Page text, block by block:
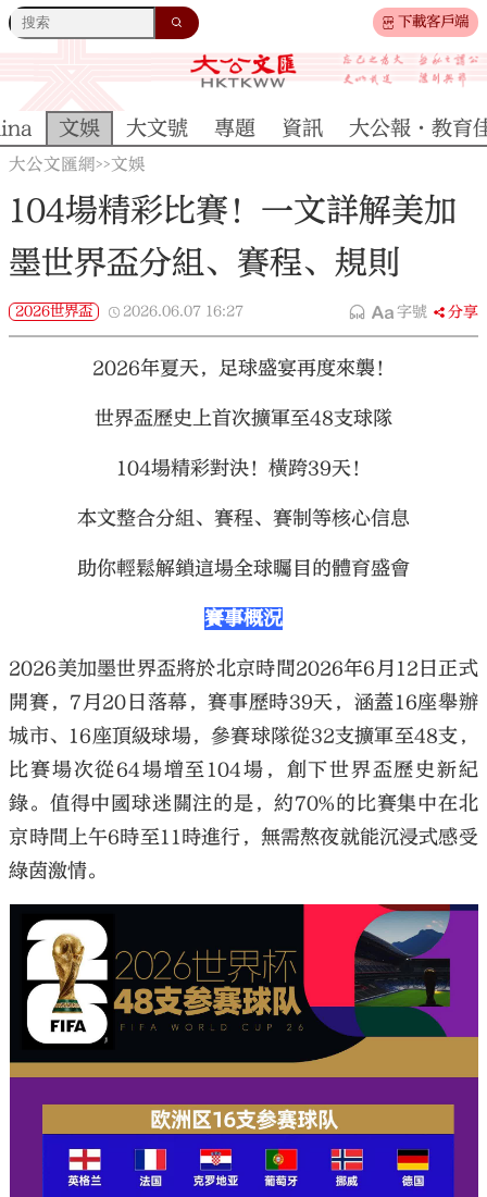
下載客戶端
大公文匯
文娛 大文號 專題 資訊 大公報·教育
大公文匯網>>文娛
104場精彩比賽！一文詳解美加
墨世界盃分組、賽程、規則
2026世界盃 2026.06.07 16:27 字號 分享
2026年夏天，足球盛宴再度來襲！
世界盃歷史上首次擴軍至48支球隊
104場精彩對決！橫跨39天！
本文整合分組、賽程、賽制等核心信息
助你輕鬆解鎖這場全球矚目的體育盛會
賽事概況
2026美加墨世界盃將於北京時間2026年6月12日正式
開賽，7月20日落幕，賽事歷時39天，涵蓋16座舉辦
城市、16座頂級球場，參賽球隊從32支擴軍至48支，
比賽場次從64場增至104場，創下世界盃歷史新紀
錄。值得中國球迷關注的是，約70%的比賽集中在北
京時間上午6時至11時進行，無需熬夜就能沉浸式感受
綠茵激情。